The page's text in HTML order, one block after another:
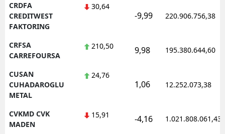
CRDFA
CREDITWEST
FAKTORING
30,64
-9,99 220.906.756,38
CRFSA
CARREFOURSA
210,50 9,98 195.380.644,60
CUSAN
CUHADAROGLU
METAL
24,76
1,06 12.252.073,38
CVKMD CVK
MADEN
15,91 -4,16 1.021.808.061,43